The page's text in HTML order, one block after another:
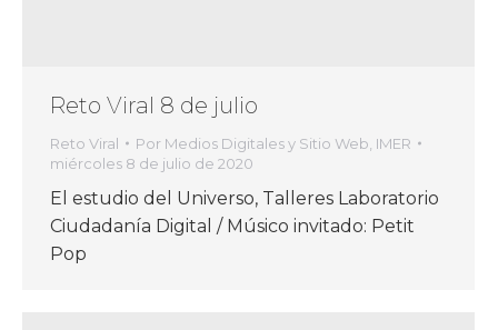
Reto Viral 8 de julio
Reto Viral Por Medios Digitales y Sitio Web, IMER
miércoles 8 de julio de 2020
El estudio del Universo, Talleres Laboratorio
Ciudadanía Digital / Músico invitado: Petit
Pop